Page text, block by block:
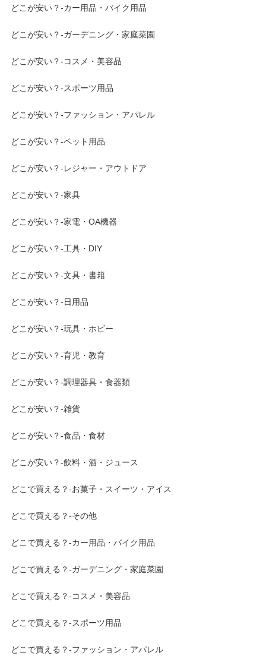
どこが安い？-カー用品・バイク用品
どこが安い？-ガーデニング・家庭菜園
どこが安い？-コスメ・美容品
どこが安い？-スポーツ用品
どこが安い？-ファッション・アパレル
どこが安い？-ペット用品
どこが安い？-レジャー・アウトドア
どこが安い？-家具
どこが安い？-家電・OA機器
どこが安い？-工具・DIY
どこが安い？-文具・書籍
どこが安い？-日用品
どこが安い？-玩具・ホビー
どこが安い？-育児・教育
どこが安い？-調理器具・食器類
どこが安い？-雑貨
どこが安い？-食品・食材
どこが安い？-飲料・酒・ジュース
どこで買える？-お菓子・スイーツ・アイス
どこで買える？-その他
どこで買える？-カー用品・バイク用品
どこで買える？-ガーデニング・家庭菜園
どこで買える？-コスメ・美容品
どこで買える？-スポーツ用品
どこで買える？-ファッション・アパレル